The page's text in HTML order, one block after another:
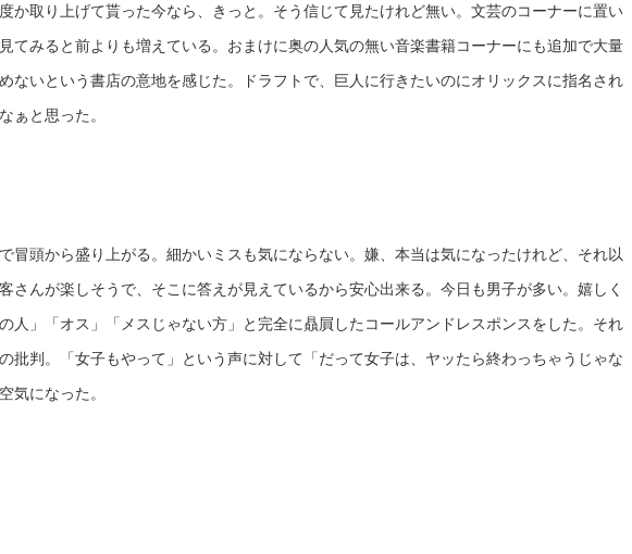
か取り上げて貰った今なら、きっと。そう信じて見たけれど無い。文芸のコーナーに置い
てみると前よりも増えている。おまけに奥の人気の無い音楽書籍コーナーにも追加で大量
ないという書店の意地を感じた。ドラフトで、巨人に行きたいのにオリックスに指名され
ぁと思った。
冒頭から盛り上がる。細かいミスも気にならない。嫌、本当は気になったけれど、それ以
さんが楽しそうで、そこに答えが見えているから安心出来る。今日も男子が多い。嬉しく
人」「オス」「メスじゃない方」と完全に贔屓したコールアンドレスポンスをした。それ
批判。「女子もやって」という声に対して「だって女子は、ヤッたら終わっちゃうじゃな
気になった。